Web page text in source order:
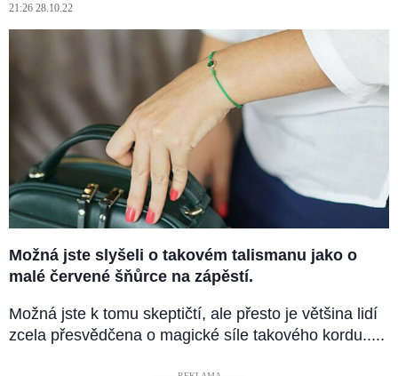
21:26 28.10.22
Možná jste slyšeli o takovém talismanu jako o
malé červené šňůrce na zápěstí.
Možná jste k tomu skeptičtí, ale přesto je většina lidí
zcela přesvědčena o magické síle takového kordu.....